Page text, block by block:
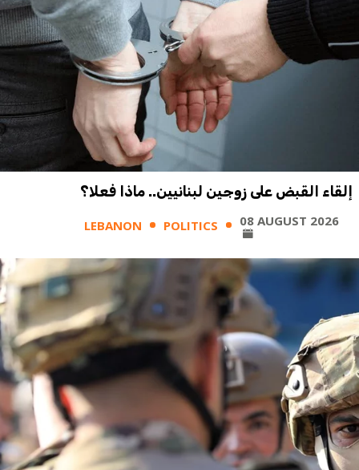
إلقاء القبض على زوجين لبنانيين.. ماذا فعلا؟
LEBANON POLITICS 08 AUGUST 2026